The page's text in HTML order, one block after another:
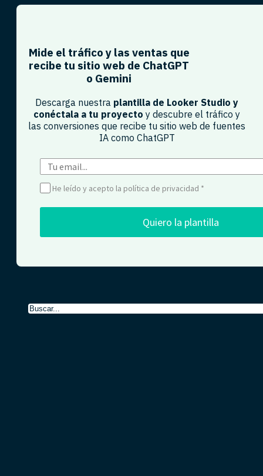
Mide el tráfico y las ventas que
recibe tu sitio web de ChatGPT
o Gemini​
Descarga nuestra plantilla de Looker Studio y
conéctala a tu proyecto y descubre el tráfico y
las conversiones que recibe tu sitio web de fuentes
IA como ChatGPT​
He leído y acepto la política de privacidad *
Quiero la plantilla